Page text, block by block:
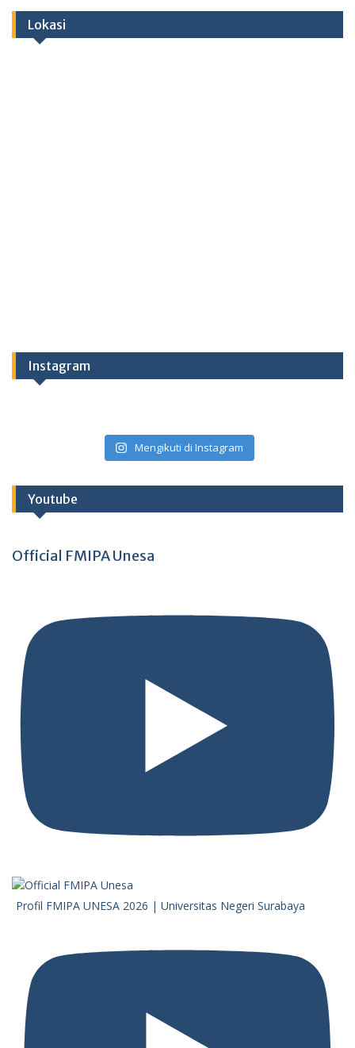
Lokasi
Instagram
Mengikuti di Instagram
Youtube
Official FMIPA Unesa
Profil FMIPA UNESA 2026 | Universitas Negeri Surabaya